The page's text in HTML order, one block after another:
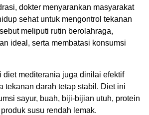
dokter menyarankan masyarakat
sehat untuk mengontrol tekanan
meliputi rutin berolahraga,
ideal, serta membatasi konsumsi
diet mediterania juga dinilai efektif
tekanan darah tetap stabil. Diet ini
sayur, buah, biji-bijian utuh, protein
susu rendah lemak.